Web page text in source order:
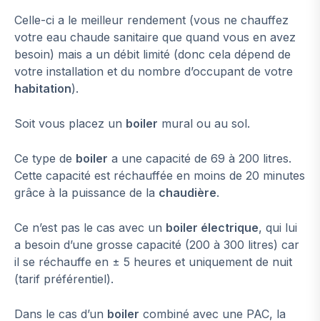
Celle-ci a le meilleur rendement (vous ne chauffez
votre eau chaude sanitaire que quand vous en avez
besoin) mais a un débit limité (donc cela dépend de
votre installation et du nombre d’occupant de votre
habitation).
Soit vous placez un boiler mural ou au sol.
Ce type de boiler a une capacité de 69 à 200 litres.
Cette capacité est réchauffée en moins de 20 minutes
grâce à la puissance de la chaudière.
Ce n’est pas le cas avec un boiler électrique, qui lui
a besoin d’une grosse capacité (200 à 300 litres) car
il se réchauffe en ± 5 heures et uniquement de nuit
(tarif préférentiel).
Dans le cas d’un boiler combiné avec une PAC, la